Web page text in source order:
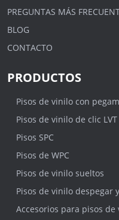
PREGUNTAS MÁS
BLOG
CONTACTO
PRODUCTOS
Pisos de vinilo con
Pisos de vinilo de clic LVT
Pisos SPC
Pisos de WPC
Pisos de vinilo sueltos
Pisos de vinilo despegar
Accesorios para pisos de